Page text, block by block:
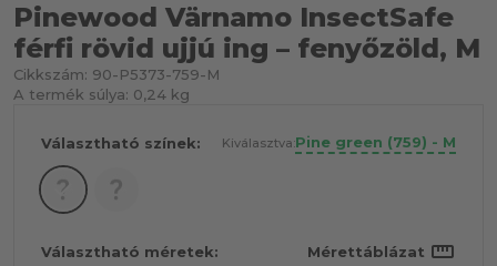
Pinewood Värnamo InsectSafe
férfi rövid ujjú ing – fenyőzöld, M
Cikkszám: 90-P5373-759-M
A termék súlya: 0,24 kg
Választható színek: Kiválasztva:Pine green (759) - M
Választható méretek: Mérettáblázat straighten